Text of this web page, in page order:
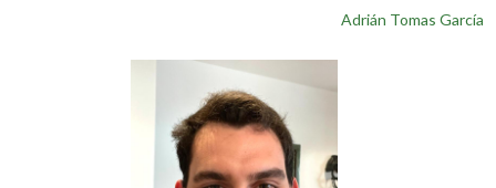
Adrián Tomas García